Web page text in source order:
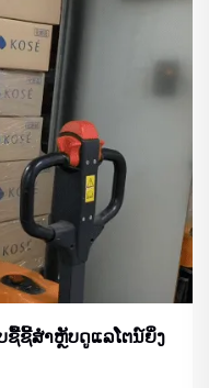
ຊື້ຊີ້ສຳຫຼັບດູແລໂຕນ໌ຍິ່ງ